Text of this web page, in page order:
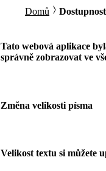
Domů Dostupnost
Tato webová aplikace
správně zobrazovat ve
Změna velikosti písma
Velikost textu si můžete